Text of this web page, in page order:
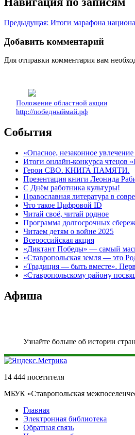
Предыдущая: Итоги марафона
Добавить комментарий
Для отправки комментария вам
Положение областной акции
http://победныймай.рф
События
«Опасное, незаконное
Итоги онлайн-конкурса чтецов
Герои СВО. КНИГА ПАМЯТИ.
Презентация книги Леонида
С Днём работника культуры!
Православная литература в
Что такое Цифровой ID
Читай своё, читай родное
Программа долгосрочных
Читаем детям о войне 2025
Всероссийская акция
«Диктант Победы» — самый
«Ставропольская земля — это
«Традиция — быть вместе».
«Ставропольскому району
Афиша
Узнайте больше об истории
14 444 посетителя
МБУК «Ставропольская
Главная
Электронная библиотека
Обратная связь